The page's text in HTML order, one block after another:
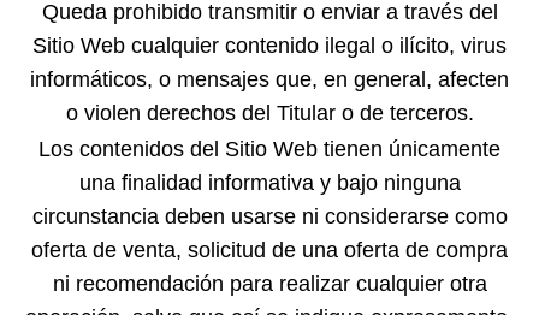
Queda prohibido transmitir o enviar a través del
Sitio Web cualquier contenido ilegal o ilícito, virus
informáticos, o mensajes que, en general, afecten
o violen derechos del Titular o de terceros.
Los contenidos del Sitio Web tienen únicamente
una finalidad informativa y bajo ninguna
circunstancia deben usarse ni considerarse como
oferta de venta, solicitud de una oferta de compra
ni recomendación para realizar cualquier otra